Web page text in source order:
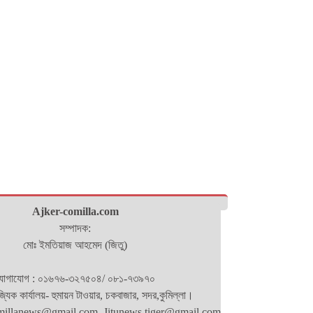
Ajker-comilla.com
সম্পাদক:
মোঃ ইমতিয়াজ আহমেদ (জিতু)
: ০১৬৭৬-৩২৭৫০৪/ ০৮১-৭৩৯৭০
কার্যালয়- হুমায়ন টাওয়ার, চকবাজার, সদর,কুমিল্লা।